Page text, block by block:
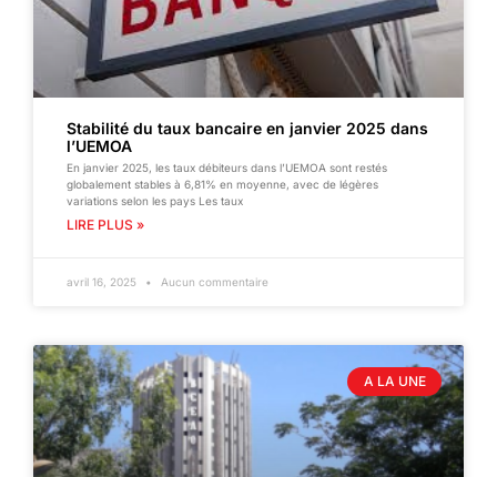
Stabilité du taux bancaire en janvier 2025 dans
l’UEMOA
En janvier 2025, les taux débiteurs dans l’UEMOA sont restés
globalement stables à 6,81% en moyenne, avec de légères
variations selon les pays Les taux
LIRE PLUS »
avril 16, 2025 Aucun commentaire
A LA UNE